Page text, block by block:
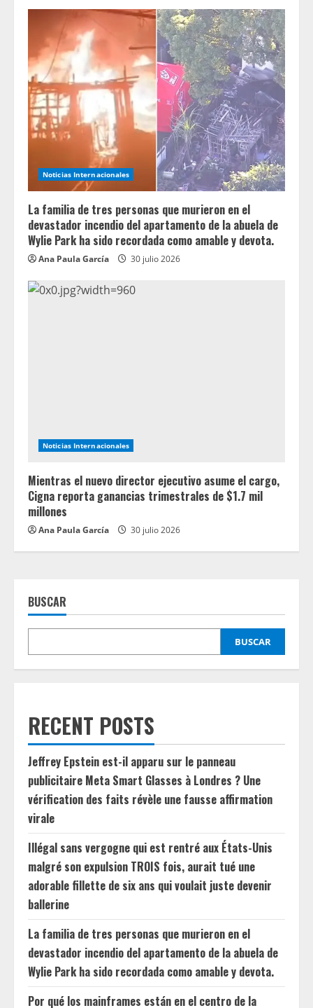
Noticias Internacionales
La familia de tres personas que murieron en el
devastador incendio del apartamento de la abuela de
Wylie Park ha sido recordada como amable y devota.
Ana Paula García 30 julio 2026
Noticias Internacionales
Mientras el nuevo director ejecutivo asume el cargo,
Cigna reporta ganancias trimestrales de $1.7 mil
millones
Ana Paula García 30 julio 2026
BUSCAR
BUSCAR
RECENT POSTS
Jeffrey Epstein est-il apparu sur le panneau
publicitaire Meta Smart Glasses à Londres ? Une
vérification des faits révèle une fausse affirmation
virale
Illégal sans vergogne qui est rentré aux États-Unis
malgré son expulsion TROIS fois, aurait tué une
adorable fillette de six ans qui voulait juste devenir
ballerine
La familia de tres personas que murieron en el
devastador incendio del apartamento de la abuela de
Wylie Park ha sido recordada como amable y devota.
Por qué los mainframes están en el centro de la